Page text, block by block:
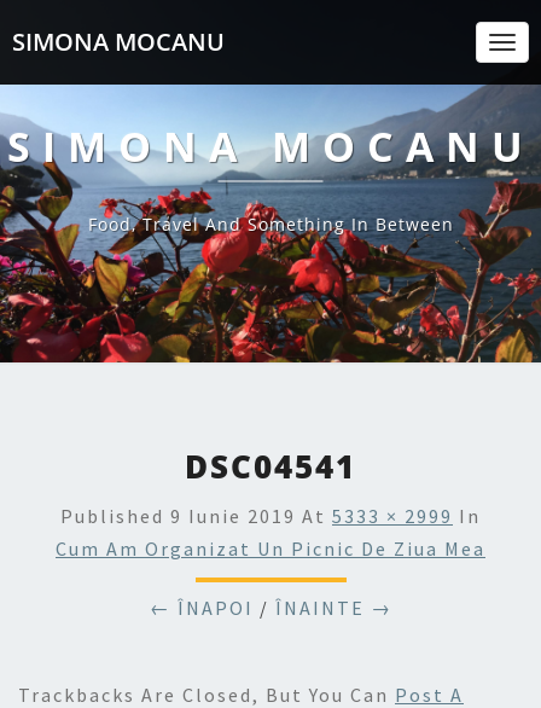
SIMONA MOCANU
SIMONA MOCANU
Food, Travel And Something In Between
DSC04541
Published 9 Iunie 2019 At 5333 × 2999 In
Cum Am Organizat Un Picnic De Ziua Mea
← ÎNAPOI / ÎNAINTE →
Trackbacks Are Closed, But You Can Post A